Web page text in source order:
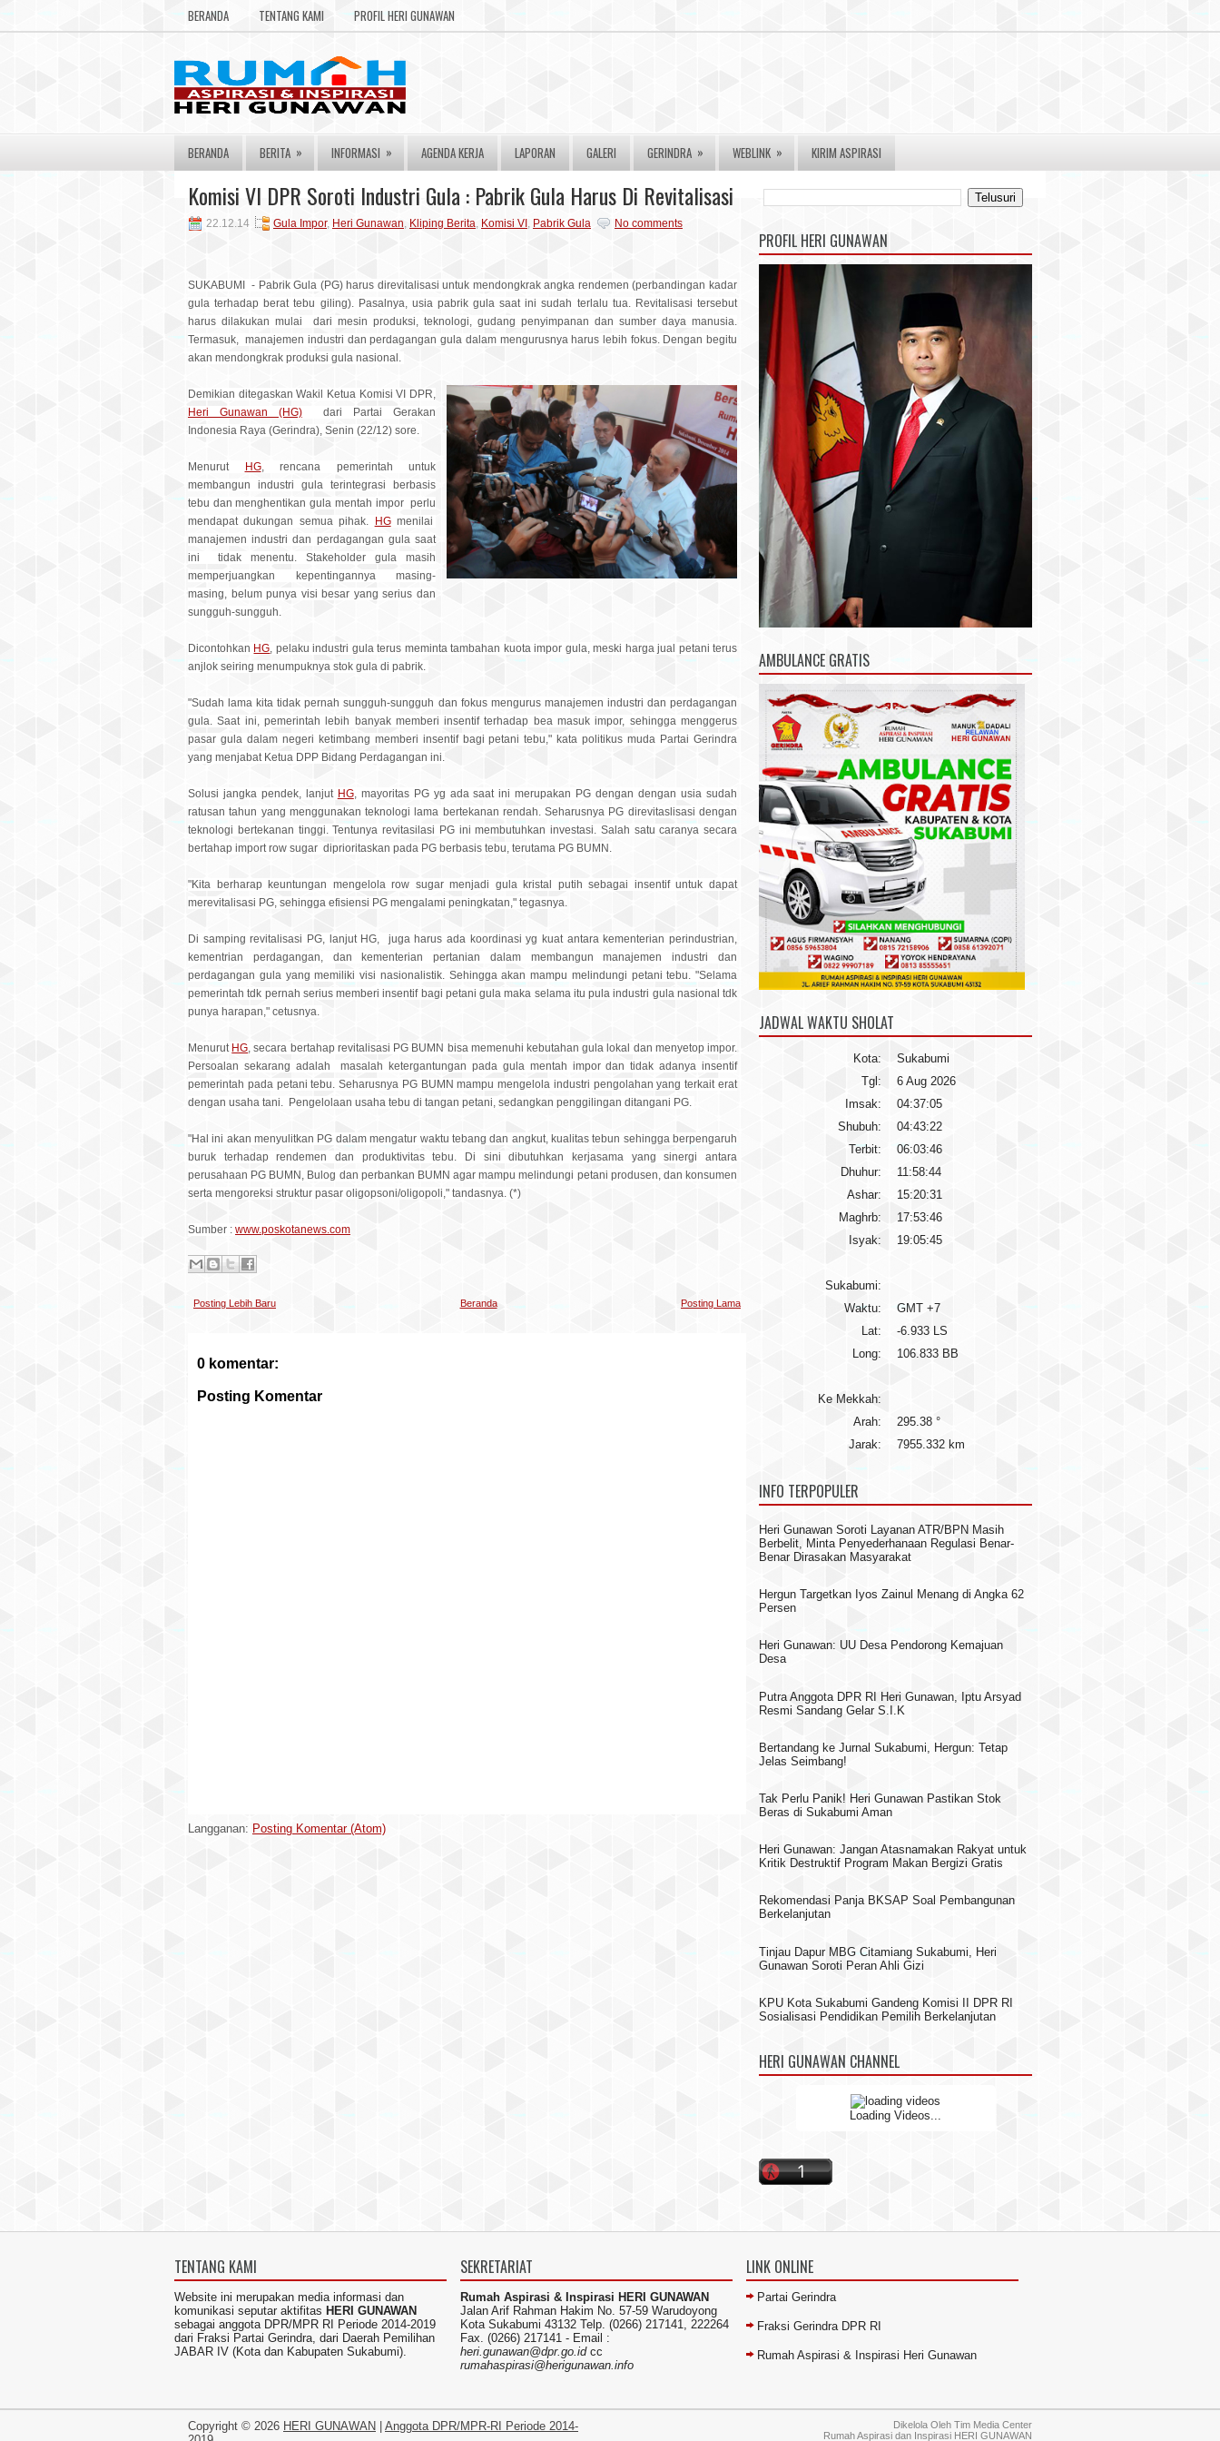
BERANDA TENTANG KAMI PROFIL HERI GUNAWAN
BERANDA BERITA » INFORMASI » AGENDA KERJA LAPORAN GALERI GERINDRA » WEBLINK » KIRIM ASPIRASI
Komisi VI DPR Soroti Industri Gula : Pabrik Gula Harus Di Revitalisasi
22.12.14 Gula Impor, Heri Gunawan, Kliping Berita, Komisi VI , Pabrik Gula No comments
SUKABUMI - Pabrik Gula (PG) harus direvitalisasi untuk mendongkrak angka rendemen (perbandingan kadar
gula terhadap berat tebu giling). Pasalnya, usia pabrik gula saat ini sudah terlalu tua. Revitalisasi tersebut
harus dilakukan mulai dari mesin produksi, teknologi, gudang penyimpanan dan sumber daya manusia.
Termasuk, manajemen industri dan perdagangan gula dalam mengurusnya harus lebih fokus. Dengan begitu
akan mendongkrak produksi gula nasional.
Demikian ditegaskan Wakil Ketua Komisi VI DPR,
Heri Gunawan (HG)dari Partai Gerakan
Indonesia Raya (Gerindra), Senin (22/12) sore.
Menurut HG, rencana pemerintah untuk
membangun industri gula terintegrasi berbasis
tebu dan menghentikan gula mentah impor perlu
mendapat dukungan semua pihak.
HGmenilai
manajemen industri dan perdagangan gula saat
ini tidak menentu. Stakeholder gula masih
memperjuangkan kepentingannya masing-
masing, belum punya visi besar yang serius dan
sungguh-sungguh.
Dicontohkan HG, pelaku industri gula terus meminta tambahan kuota impor gula, meski harga jual petani terus
anjlok seiring menumpuknya stok gula di pabrik.
"Sudah lama kita tidak pernah sungguh-sungguh dan fokus mengurus manajemen industri dan perdagangan
gula. Saat ini, pemerintah lebih banyak memberi insentif terhadap bea masuk impor, sehingga menggerus
pasar gula dalam negeri ketimbang memberi insentif bagi petani tebu," kata politikus muda Partai Gerindra
yang menjabat Ketua DPP Bidang Perdagangan ini.
Solusi jangka pendek, lanjut HG, mayoritas PG yg ada saat ini merupakan PG dengan dengan usia sudah
ratusan tahun yang menggunakan teknologi lama bertekanan rendah. Seharusnya PG direvitaslisasi dengan
teknologi bertekanan tinggi. Tentunya revitasilasi PG ini membutuhkan investasi. Salah satu caranya secara
bertahap import row sugar diprioritaskan pada PG berbasis tebu, terutama PG BUMN.
"Kita berharap keuntungan mengelola row sugar menjadi gula kristal putih sebagai insentif untuk dapat
merevitalisasi PG, sehingga efisiensi PG mengalami peningkatan," tegasnya.
Di samping revitalisasi PG, lanjut HG, juga harus ada koordinasi yg kuat antara kementerian perindustrian,
kementrian perdagangan, dan kementerian pertanian dalam membangun manajemen industri dan
perdagangan gula yang memiliki visi nasionalistik. Sehingga akan mampu melindungi petani tebu. "Selama
pemerintah tdk pernah serius memberi insentif bagi petani gula maka selama itu pula industri gula nasional tdk
punya harapan," cetusnya.
Menurut HG, secara bertahap revitalisasi PG BUMN bisa memenuhi kebutahan gula lokal dan menyetop impor.
Persoalan sekarang adalah masalah ketergantungan pada gula mentah impor dan tidak adanya insentif
pemerintah pada petani tebu. Seharusnya PG BUMN mampu mengelola industri pengolahan yang terkait erat
dengan usaha tani. Pengelolaan usaha tebu di tangan petani, sedangkan penggilingan ditangani PG.
"Hal ini akan menyulitkan PG dalam mengatur waktu tebang dan angkut, kualitas tebun sehingga berpengaruh
buruk terhadap rendemen dan produktivitas tebu. Di sini dibutuhkan kerjasama yang sinergi antara
perusahaan PG BUMN, Bulog dan perbankan BUMN agar mampu melindungi petani produsen, dan konsumen
serta mengoreksi struktur pasar oligopsoni/oligopoli," tandasnya. (*)
Sumber : www.poskotanews.com
Posting Lebih Baru Posting Lama
Beranda
0 komentar:
Posting Komentar
Langganan: Posting Komentar (Atom)
PROFIL HERI GUNAWAN
AMBULANCE GRATIS
JADWAL WAKTU SHOLAT
Kota:
Sukabumi
Tgl:
6 Aug 2026
Imsak:
04:37:05
Shubuh:
04:43:22
Terbit:
06:03:46
Dhuhur:
11:58:44
Ashar:
15:20:31
Maghrb:
17:53:46
Isyak:
19:05:45
Sukabumi:
Waktu:
GMT +7
Lat:
-6.933 LS
Long:
106.833 BB
Ke Mekkah:
Arah:
295.38 °
Jarak:
7955.332 km
INFO TERPOPULER
Heri Gunawan Soroti Layanan ATR/BPN Masih
Berbelit, Minta Penyederhanaan Regulasi Benar-
Benar Dirasakan Masyarakat
Hergun Targetkan Iyos Zainul Menang di Angka 62
Persen
Heri Gunawan: UU Desa Pendorong Kemajuan
Desa
Putra Anggota DPR RI Heri Gunawan, Iptu Arsyad
Resmi Sandang Gelar S.I.K
Bertandang ke Jurnal Sukabumi, Hergun: Tetap
Jelas Seimbang!
Tak Perlu Panik! Heri Gunawan Pastikan Stok
Beras di Sukabumi Aman
Heri Gunawan: Jangan Atasnamakan Rakyat untuk
Kritik Destruktif Program Makan Bergizi Gratis
Rekomendasi Panja BKSAP Soal Pembangunan
Berkelanjutan
Tinjau Dapur MBG Citamiang Sukabumi, Heri
Gunawan Soroti Peran Ahli Gizi
KPU Kota Sukabumi Gandeng Komisi II DPR RI
Sosialisasi Pendidikan Pemilih Berkelanjutan
HERI GUNAWAN CHANNEL
Loading Videos...
TENTANG KAMI
Website ini merupakan media informasi dan
komunikasi seputar aktifitas HERI GUNAWAN
sebagai anggota DPR/MPR RI Periode 2014-2019
dari Fraksi Partai Gerindra, dari Daerah Pemilihan
JABAR IV (Kota dan Kabupaten Sukabumi).
SEKRETARIAT
Rumah Aspirasi & Inspirasi HERI GUNAWAN
Jalan Arif Rahman Hakim No. 57-59 Warudoyong
Kota Sukabumi 43132 Telp. (0266) 217141, 222264
Fax. (0266) 217141 - Email :
heri.gunawan@dpr.go.idcc
rumahaspirasi@herigunawan.info
LINK ONLINE
Partai Gerindra
Fraksi Gerindra DPR RI
Rumah Aspirasi & Inspirasi Heri Gunawan
Copyright © 2026 HERI GUNAWAN
Anggota DPR/MPR-RI Periode 2014-
Dikelola Oleh Tim Media Center
Rumah Aspirasi dan Inspirasi HERI GUNAWAN